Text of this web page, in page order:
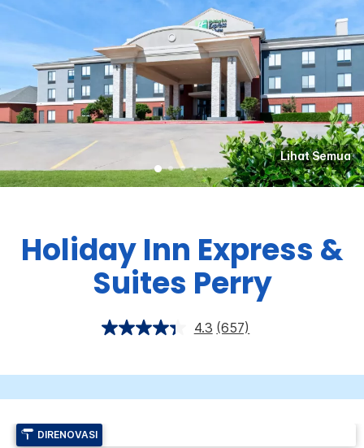
Lihat Semua
Holiday Inn Express &
Suites Perry
4.3 (657)
DIRENOVASI